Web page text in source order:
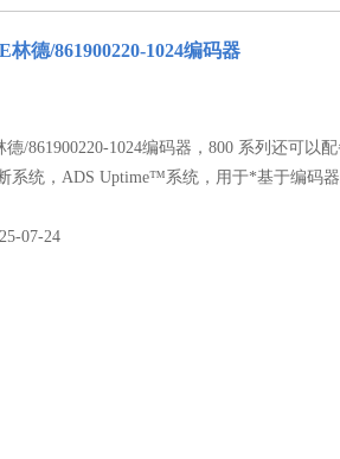
德/861900220-1024编码器
/861900220-1024编码器，800 系列还可以
系统，ADS Uptime™系统，用于*基于编码
07-24